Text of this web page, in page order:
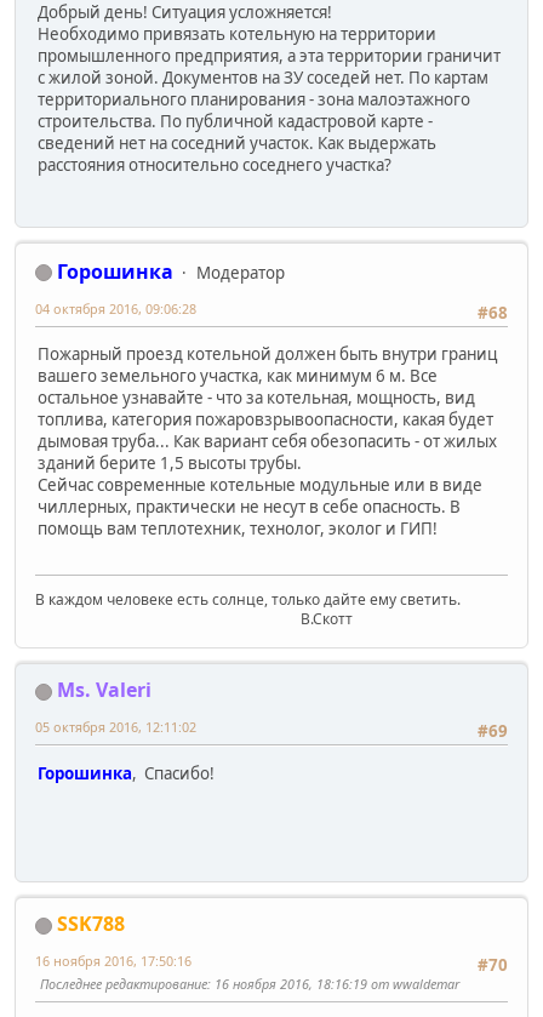
Добрый день! Ситуация усложняется!
Необходимо привязать котельную на территории
промышленного предприятия, а эта территории граничит
с жилой зоной. Документов на ЗУ соседей нет. По картам
территориального планирования - зона малоэтажного
строительства. По публичной кадастровой карте -
сведений нет на соседний участок. Как выдержать
расстояния относительно соседнего участка?
Горошинка
Модератор
#68
04 октября 2016, 09:06:28
Пожарный проезд котельной должен быть внутри границ
вашего земельного участка, как минимум 6 м. Все
остальное узнавайте - что за котельная, мощность, вид
топлива, категория пожаровзрывоопасности, какая будет
дымовая труба... Как вариант себя обезопасить - от жилых
зданий берите 1,5 высоты трубы.
Сейчас современные котельные модульные или в виде
чиллерных, практически не несут в себе опасность. В
помощь вам теплотехник, технолог, эколог и ГИП!
В каждом человеке есть солнце, только дайте ему светить.
В.Скотт
Ms. Valeri
#69
05 октября 2016, 12:11:02
Горошинка, Спасибо!
SSK788
#70
16 ноября 2016, 17:50:16
Последнее редактирование: 16 ноября 2016, 18:16:19 от wwaldemar